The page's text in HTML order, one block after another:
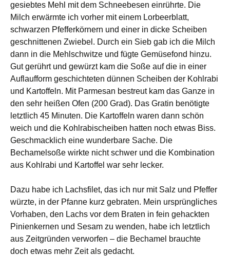
gesiebtes Mehl mit dem Schneebesen einrührte. Die
Milch erwärmte ich vorher mit einem Lorbeerblatt,
schwarzen Pfefferkörnern und einer in dicke Scheiben
geschnittenen Zwiebel. Durch ein Sieb gab ich die Milch
dann in die Mehlschwitze und fügte Gemüsefond hinzu.
Gut gerührt und gewürzt kam die Soße auf die in einer
Auflaufform geschichteten dünnen Scheiben der Kohlrabi
und Kartoffeln. Mit Parmesan bestreut kam das Ganze in
den sehr heißen Ofen (200 Grad). Das Gratin benötigte
letztlich 45 Minuten. Die Kartoffeln waren dann schön
weich und die Kohlrabischeiben hatten noch etwas Biss.
Geschmacklich eine wunderbare Sache. Die
Bechamelsoße wirkte nicht schwer und die Kombination
aus Kohlrabi und Kartoffel war sehr lecker.
Dazu habe ich Lachsfilet, das ich nur mit Salz und Pfeffer
würzte, in der Pfanne kurz gebraten. Mein ursprüngliches
Vorhaben, den Lachs vor dem Braten in fein gehackten
Pinienkernen und Sesam zu wenden, habe ich letztlich
aus Zeitgründen verworfen – die Bechamel brauchte
doch etwas mehr Zeit als gedacht.